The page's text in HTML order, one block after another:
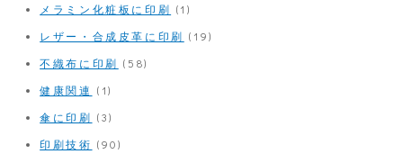
メラミン化粧板に印刷 (1)
レザー・合成皮革に印刷 (19)
不織布に印刷 (58)
健康関連 (1)
傘に印刷 (3)
印刷技術 (90)